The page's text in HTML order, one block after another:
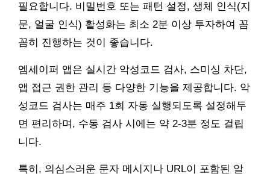
필요합니다. 비밀번호 또는 패턴 설정, 생체 인식(지
문, 얼굴 인식) 활성화는 최소 2분 이상 투자하여 꼼
꼼히 진행하는 것이 좋습니다.
엠세이퍼 앱은 실시간 악성코드 검사, 스미싱 차단,
앱 접근 권한 관리 등 다양한 기능을 제공합니다. 악
성코드 검사는 매주 1회 자동 실행되도록 설정해두
면 편리하며, 수동 검사 시에는 약 2-3분 정도 걸립
니다.
특히, 의심스러운 문자 메시지나 URL이 포함된 알